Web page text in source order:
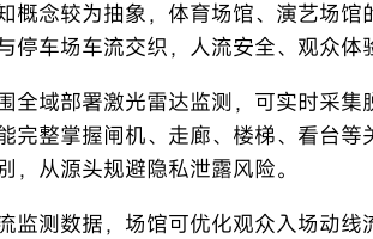
概念较为抽象，体育场馆、演艺场
停车场车流交织，人流安全、观众体
全域部署激光雷达监测，可实时采
完整掌握闸机、走廊、楼梯、看台
，从源头规避隐私泄露风险。
监测数据，场馆可优化观众入场动